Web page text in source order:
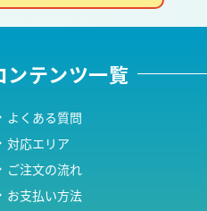
ンテンツ一覧
よくある質問
対応エリア
ご注文の流れ
お支払い方法